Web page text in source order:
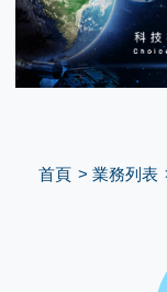
首頁 業務列表